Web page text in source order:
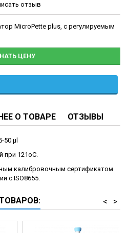
отзыв
MicroPette plus, с регулируемым
ЦЕНУ
О ТОВАРЕ ОТЗЫВЫ
50 μ
при 121оС.
калибровочным сертификатом
с ISO8655.
>
<